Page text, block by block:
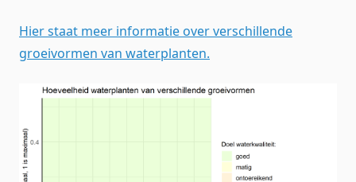
Hier staat meer informatie over verschillende
groeivormen van waterplanten.